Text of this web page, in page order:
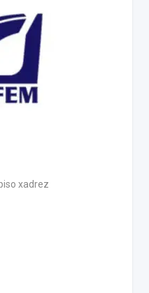
xadrez